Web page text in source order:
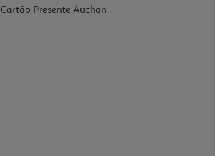
Cartão Presente Auchan